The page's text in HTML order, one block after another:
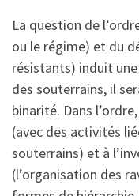
La question de
ou le régime) et du
résistants) induit
des souterrains, il
binarité. Dans
(avec des activités
souterrains) et à
(l’organisation des